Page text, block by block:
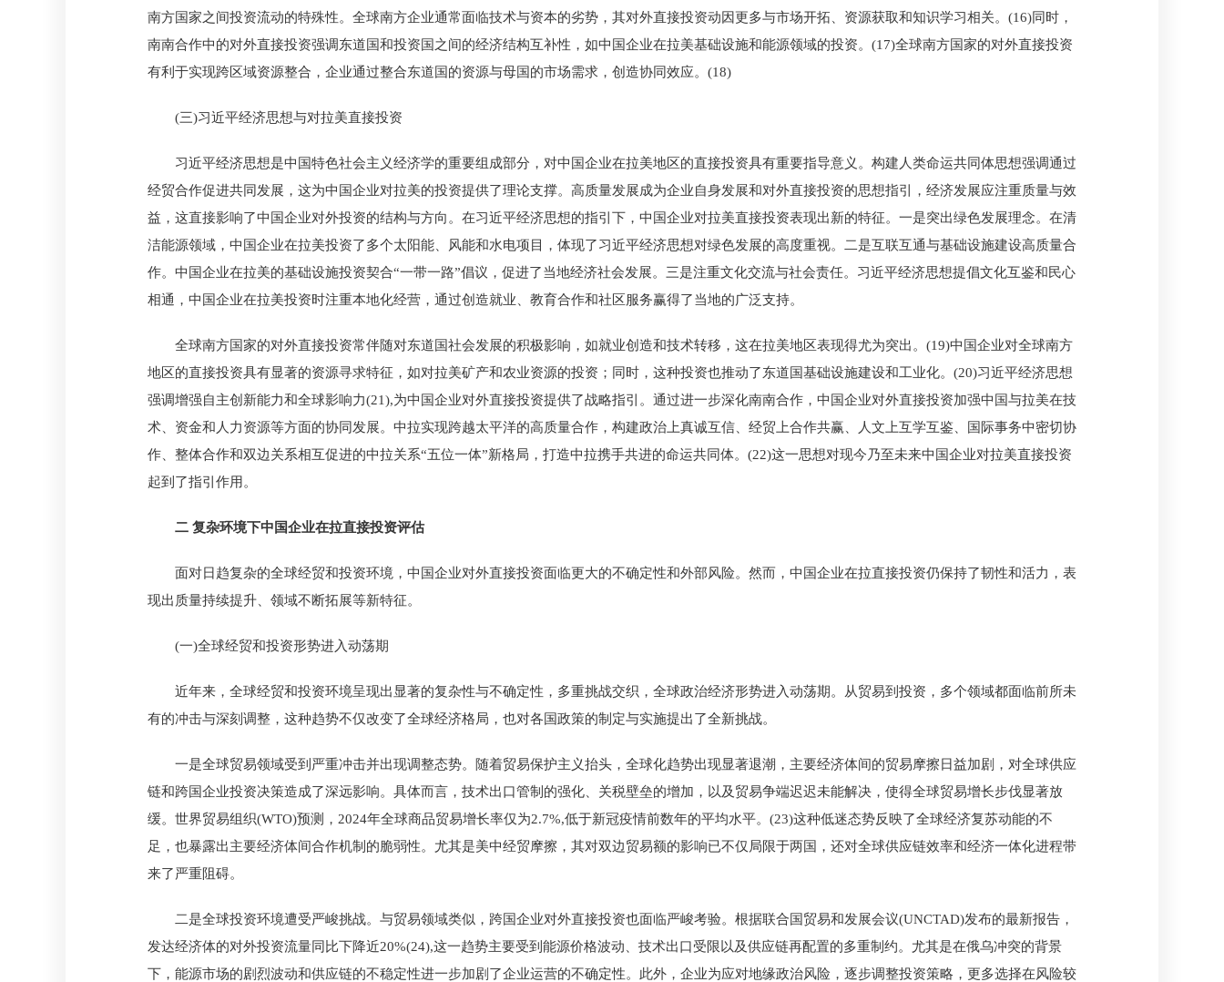
南方国家之间投资流动的特殊性。全球南方企业通常面临技术与资本的劣势，其对外直接投资动因更多与市场开拓、资源获取和知识学习相关。(16)同时，
南南合作中的对外直接投资强调东道国和投资国之间的经济结构互补性，如中国企业在拉美基础设施和能源领域的投资。(17)全球南方国家的对外直接投资
有利于实现跨区域资源整合，企业通过整合东道国的资源与母国的市场需求，创造协同效应。(18)
(三)习近平经济思想与对拉美直接投资
习近平经济思想是中国特色社会主义经济学的重要组成部分，对中国企业在拉美地区的直接投资具有重要指导意义。构建人类命运共同体思想强调通过
经贸合作促进共同发展，这为中国企业对拉美的投资提供了理论支撑。高质量发展成为企业自身发展和对外直接投资的思想指引，经济发展应注重质量与效
益，这直接影响了中国企业对外投资的结构与方向。在习近平经济思想的指引下，中国企业对拉美直接投资表现出新的特征。一是突出绿色发展理念。在清
洁能源领域，中国企业在拉美投资了多个太阳能、风能和水电项目，体现了习近平经济思想对绿色发展的高度重视。二是互联互通与基础设施建设高质量合
作。中国企业在拉美的基础设施投资契合“一带一路”倡议，促进了当地经济社会发展。三是注重文化交流与社会责任。习近平经济思想提倡文化互鉴和民心
相通，中国企业在拉美投资时注重本地化经营，通过创造就业、教育合作和社区服务赢得了当地的广泛支持。
全球南方国家的对外直接投资常伴随对东道国社会发展的积极影响，如就业创造和技术转移，这在拉美地区表现得尤为突出。(19)中国企业对全球南方
地区的直接投资具有显著的资源寻求特征，如对拉美矿产和农业资源的投资；同时，这种投资也推动了东道国基础设施建设和工业化。(20)习近平经济思想
强调增强自主创新能力和全球影响力(21),为中国企业对外直接投资提供了战略指引。通过进一步深化南南合作，中国企业对外直接投资加强中国与拉美在技
术、资金和人力资源等方面的协同发展。中拉实现跨越太平洋的高质量合作，构建政治上真诚互信、经贸上合作共赢、人文上互学互鉴、国际事务中密切协
作、整体合作和双边关系相互促进的中拉关系“五位一体”新格局，打造中拉携手共进的命运共同体。(22)这一思想对现今乃至未来中国企业对拉美直接投资
起到了指引作用。
二 复杂环境下中国企业在拉直接投资评估
面对日趋复杂的全球经贸和投资环境，中国企业对外直接投资面临更大的不确定性和外部风险。然而，中国企业在拉直接投资仍保持了韧性和活力，表
现出质量持续提升、领域不断拓展等新特征。
(一)全球经贸和投资形势进入动荡期
近年来，全球经贸和投资环境呈现出显著的复杂性与不确定性，多重挑战交织，全球政治经济形势进入动荡期。从贸易到投资，多个领域都面临前所未
有的冲击与深刻调整，这种趋势不仅改变了全球经济格局，也对各国政策的制定与实施提出了全新挑战。
一是全球贸易领域受到严重冲击并出现调整态势。随着贸易保护主义抬头，全球化趋势出现显著退潮，主要经济体间的贸易摩擦日益加剧，对全球供应
链和跨国企业投资决策造成了深远影响。具体而言，技术出口管制的强化、关税壁垒的增加，以及贸易争端迟迟未能解决，使得全球贸易增长步伐显著放
缓。世界贸易组织(WTO)预测，2024年全球商品贸易增长率仅为2.7%,低于新冠疫情前数年的平均水平。(23)这种低迷态势反映了全球经济复苏动能的不
足，也暴露出主要经济体间合作机制的脆弱性。尤其是美中经贸摩擦，其对双边贸易额的影响已不仅局限于两国，还对全球供应链效率和经济一体化进程带
来了严重阻碍。
二是全球投资环境遭受严峻挑战。与贸易领域类似，跨国企业对外直接投资也面临严峻考验。根据联合国贸易和发展会议(UNCTAD)发布的最新报告，
发达经济体的对外投资流量同比下降近20%(24),这一趋势主要受到能源价格波动、技术出口受限以及供应链再配置的多重制约。尤其是在俄乌冲突的背景
下，能源市场的剧烈波动和供应链的不稳定性进一步加剧了企业运营的不确定性。此外，企业为应对地缘政治风险，逐步调整投资策略，更多选择在风险较